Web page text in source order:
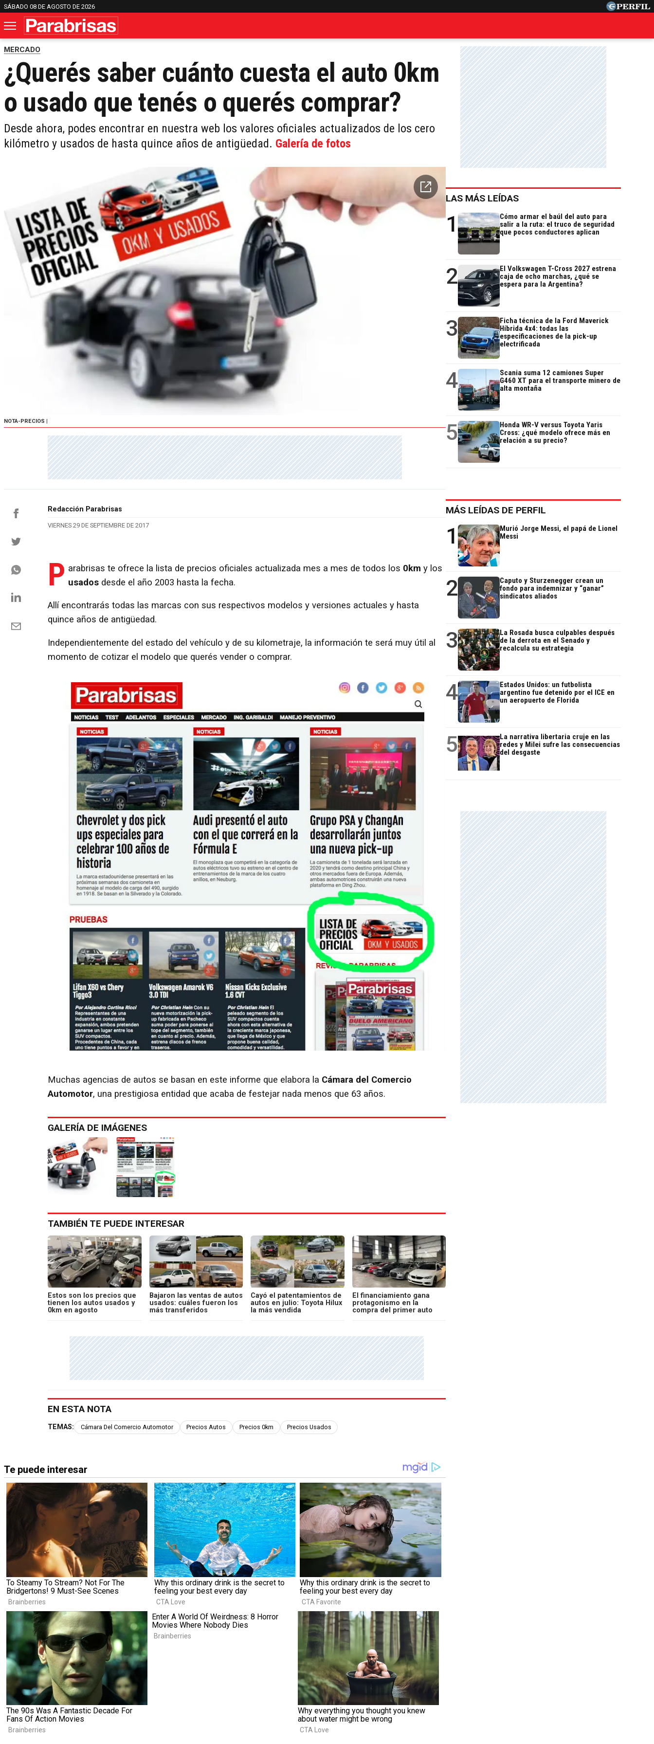
SÁBADO 08 DE AGOSTO DE 2026
MERCADO
¿Querés saber cuánto cuesta el auto 0km
o usado que tenés o querés comprar?
Desde ahora, podes encontrar en nuestra web los valores oficiales actualizados de los cero
kilómetro y usados de hasta quince años de antigüedad. Galería de fotos
NOTA-PRECIOS |
Redacción Parabrisas
VIERNES 29 DE SEPTIEMBRE DE 2017
P arabrisas te ofrece la lista de precios oficiales actualizada mes a mes de todos los 0km y los
usados desde el año 2003 hasta la fecha.
Allí encontrarás todas las marcas con sus respectivos modelos y versiones actuales y hasta
quince años de antigüedad.
Independientemente del estado del vehículo y de su kilometraje, la información te será muy útil al
momento de cotizar el modelo que querés vender o comprar.
Muchas agencias de autos se basan en este informe que elabora la Cámara del Comercio
Automotor, una prestigiosa entidad que acaba de festejar nada menos que 63 años.
GALERÍA DE IMÁGENES
TAMBIÉN TE PUEDE INTERESAR
Estos son los precios que
tienen los autos usados y
0km en agosto
Bajaron las ventas de autos
usados: cuáles fueron los
más transferidos
Cayó el patentamientos de
autos en julio: Toyota Hilux
la más vendida
El financiamiento gana
protagonismo en la
compra del primer auto
EN ESTA NOTA
TEMAS: Cámara Del Comercio Automotor Precios Autos Precios 0km Precios Usados
LAS MÁS LEÍDAS
1
Cómo armar el baúl del auto para
salir a la ruta: el truco de seguridad
que pocos conductores aplican
2
El Volkswagen T-Cross 2027 estrena
caja de ocho marchas, ¿qué se
espera para la Argentina?
3
Ficha técnica de la Ford Maverick
Híbrida 4x4: todas las
especificaciones de la pick-up
electrificada
4
Scania suma 12 camiones Super
G460 XT para el transporte minero de
alta montaña
5
Honda WR-V versus Toyota Yaris
Cross: ¿qué modelo ofrece más en
relación a su precio?
MÁS LEÍDAS DE PERFIL
1
Murió Jorge Messi, el papá de Lionel
Messi
2
Caputo y Sturzenegger crean un
fondo para indemnizar y “ganar”
sindicatos aliados
3
La Rosada busca culpables después
de la derrota en el Senado y
recalcula su estrategia
4
Estados Unidos: un futbolista
argentino fue detenido por el ICE en
un aeropuerto de Florida
5
La narrativa libertaria cruje en las
redes y Milei sufre las consecuencias
del desgaste